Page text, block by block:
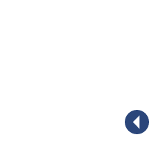
dann richtig glänzen, wenn Sie